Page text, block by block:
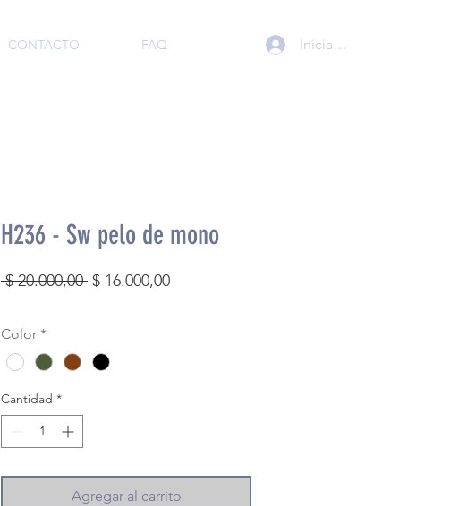
Iniciar sesión
CONTACTO FAQ
H236 - Sw pelo de mono
$ 20.000,00 Precio
$ 16.000,00Precio
Color *
Cantidad *
Agregar al carrito